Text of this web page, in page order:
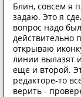
Блин, совсем я
задаю. Это я
вопрос надо
действительно
открываю
линии вылазят
еще и второй.
редакторе-то
верить -